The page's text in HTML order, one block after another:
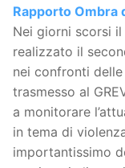
Rapporto Ombra
Nei giorni scorsi
realizzato il
nei confronti
trasmesso al
a monitorare
in tema di
importantissimo